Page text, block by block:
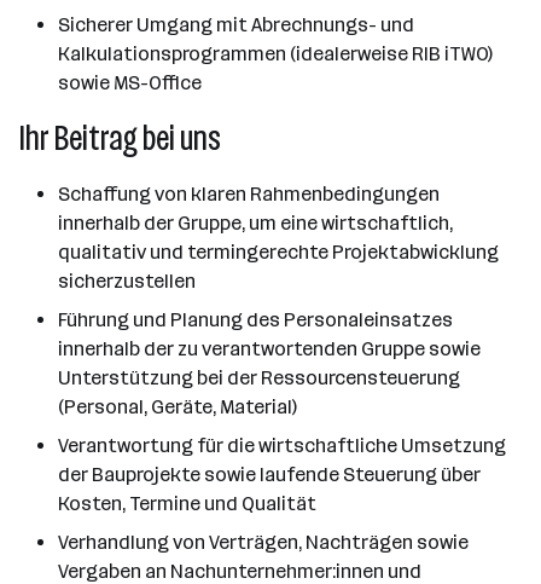
Sicherer Umgang mit Abrechnungs- und
Kalkulationsprogrammen (idealerweise RIB iTWO)
sowie MS-Office
Ihr Beitrag bei uns
Schaffung von klaren Rahmenbedingungen
innerhalb der Gruppe, um eine wirtschaftlich,
qualitativ und termingerechte Projektabwicklung
sicherzustellen
Führung und Planung des Personaleinsatzes
innerhalb der zu verantwortenden Gruppe sowie
Unterstützung bei der Ressourcensteuerung
(Personal, Geräte, Material)
Verantwortung für die wirtschaftliche Umsetzung
der Bauprojekte sowie laufende Steuerung über
Kosten, Termine und Qualität
Verhandlung von Verträgen, Nachträgen sowie
Vergaben an Nachunternehmer:innen und